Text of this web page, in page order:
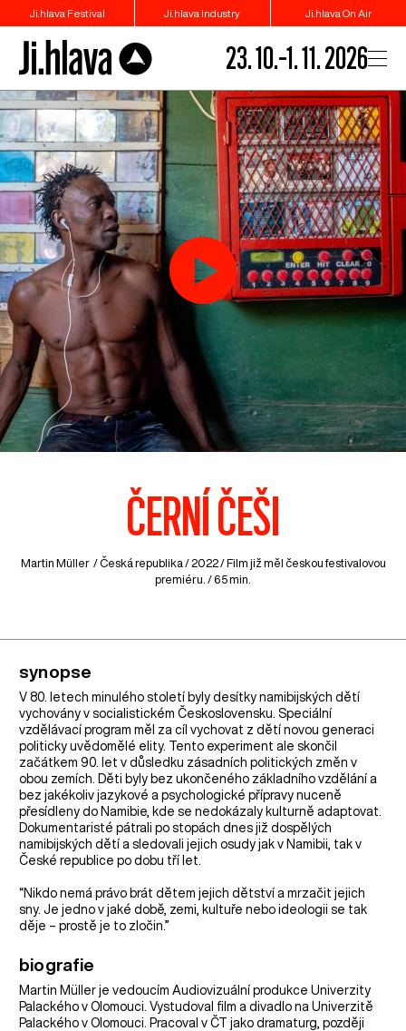
Ji.hlava Festival Ji.hlava Industry Ji.hlava On Air
23. 10.–1. 11. 2026
ČERNÍ ČEŠI
Martin Müller /Česká republika / 2022 / Film již měl českou festivalovou
premiéru. / 65 min.
synopse
V 80. letech minulého století byly desítky namibijských dětí
vychovány v socialistickém Československu. Speciální
vzdělávací program měl za cíl vychovat z dětí novou generaci
politicky uvědomělé elity. Tento experiment ale skončil
začátkem 90. let v důsledku zásadních politických změn v
obou zemích. Děti byly bez ukončeného základního vzdělání a
bez jakékoliv jazykové a psychologické přípravy nuceně
přesídleny do Namibie, kde se nedokázaly kulturně adaptovat.
Dokumentaristé pátrali po stopách dnes již dospělých
namibijských dětí a sledovali jejich osudy jak v Namibii, tak v
České republice po dobu tří let.
“Nikdo nemá právo brát dětem jejich dětství a mrzačit jejich
sny. Je jedno v jaké době, zemi, kultuře nebo ideologii se tak
děje – prostě je to zločin.”
biografie
Martin Müller je vedoucím Audiovizuální produkce Univerzity
Palackého v Olomouci. Vystudoval film a divadlo na Univerzitě
Palackého v Olomouci. Pracoval v ČT jako dramaturg, později